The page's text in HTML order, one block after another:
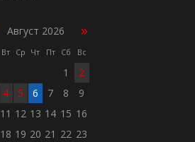
Август 2026 »
Вт Ср Чт Пт Сб Вс
1
2
4 5 6 7 8
9
11 12 13 14 15 16
18 19 20 21 22 23